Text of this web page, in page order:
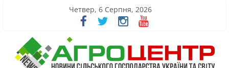
Четвер, 6 Серпня, 2026